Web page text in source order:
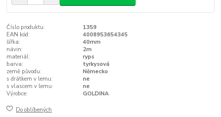
Číslo produktu:
1359
EAN kód:
4008953654345
šířka:
40mm
návin:
2m
materiál:
ryps
barva:
tyrkysová
země původu:
Německo
s drátkem v lemu:
ne
s vlascem v lemu:
ne
Výrobce:
GOLDINA
Do oblíbených